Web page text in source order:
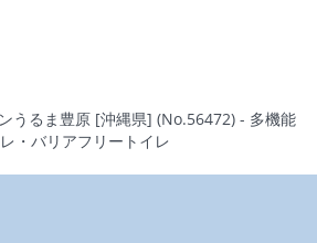
うるま豊原 [沖縄県] (No.56472) - 多機能
レ・バリアフリートイレ